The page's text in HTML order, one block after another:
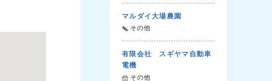
マルダイ大場農園
その他
有限会社 スギヤマ自動車
電機
その他